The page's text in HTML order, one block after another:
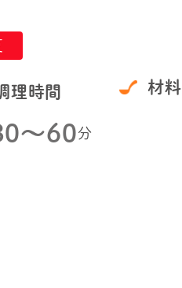
理時間
〜60分
材料